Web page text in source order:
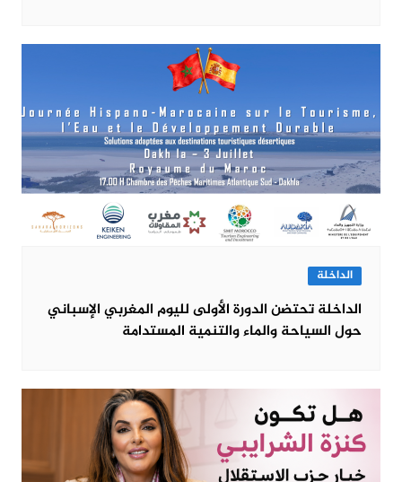
الداخلة
الداخلة تحتضن الدورة الأولى لليوم المغربي الإسباني
حول السياحة والماء والتنمية المستدامة